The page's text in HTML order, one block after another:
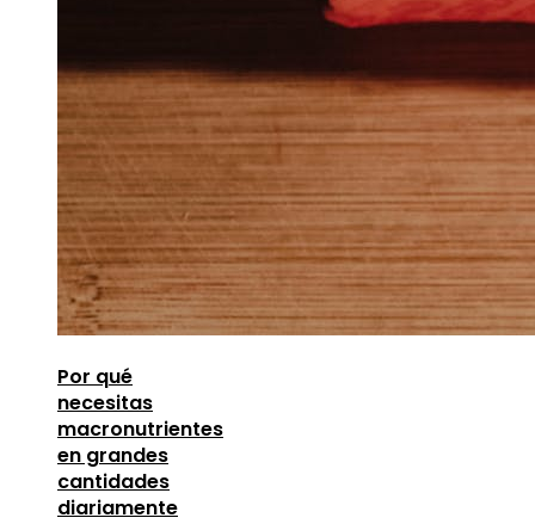
Por qué
necesitas
macronutrientes
en grandes
cantidades
diariamente